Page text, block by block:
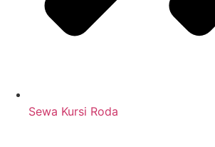
Sewa Kursi Roda